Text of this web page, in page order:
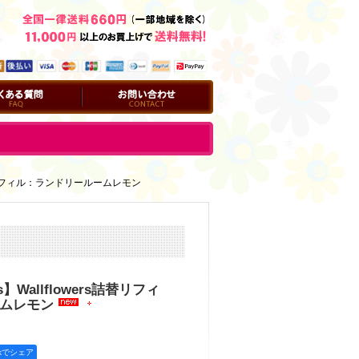
お問い合わせ
ィル：ランドリールームレモン
Wallflowers詰替リフィ
レモン
シェア